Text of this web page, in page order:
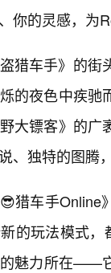
你的灵感，为
猎车手》的街
的夜色中疾
大镖客》的
、独特的图腾
猎车手Online
的玩法模式
魅力所在——